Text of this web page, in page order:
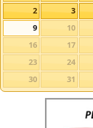
2
3
9
10
16
17
23
24
30
31